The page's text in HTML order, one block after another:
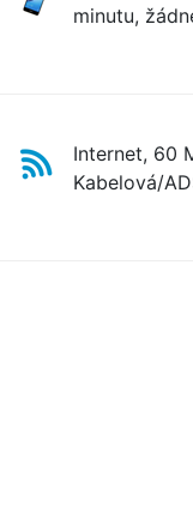
minutu,
Internet, 60
Kabelová/